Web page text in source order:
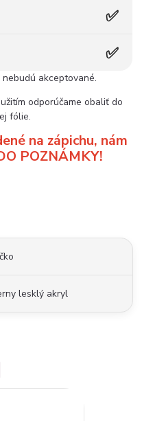
✅
✅
akceptované.
odporúčame obaliť do
fólie.
na zápichu, nám
POZNÁMKY!
lesklý akryl